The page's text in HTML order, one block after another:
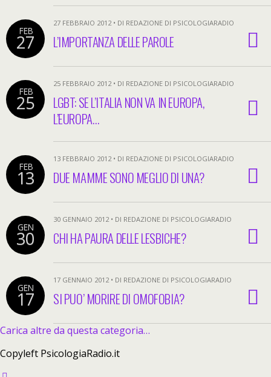
FEB
27
27 FEBBRAIO 2012 • DI REDAZIONE DI PSICOLOGIARADIO
L’IMPORTANZA DELLE PAROLE
FEB
25
25 FEBBRAIO 2012 • DI REDAZIONE DI PSICOLOGIARADIO
LGBT: SE L’ITALIA NON VA IN EUROPA,
L’EUROPA…
FEB
13
13 FEBBRAIO 2012 • DI REDAZIONE DI PSICOLOGIARADIO
DUE MAMME SONO MEGLIO DI UNA?
GEN
30
30 GENNAIO 2012 • DI REDAZIONE DI PSICOLOGIARADIO
CHI HA PAURA DELLE LESBICHE?
GEN
17
17 GENNAIO 2012 • DI REDAZIONE DI PSICOLOGIARADIO
SI PUO’ MORIRE DI OMOFOBIA?
Carica altre da questa categoria…
Copyleft PsicologiaRadio.it